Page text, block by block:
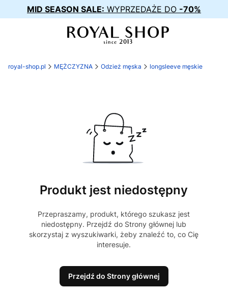
MID SEASON SALE: WYPRZEDAŻE DO -70%
royal-shop.pl MĘŻCZYZNA Odzież męska longsleeve męskie
Produkt jest niedostępny
Przepraszamy, produkt, którego szukasz jest
niedostępny. Przejdź do Strony głównej lub
skorzystaj z wyszukiwarki, żeby znaleźć to, co Cię
interesuje.
Przejdź do Strony głównej